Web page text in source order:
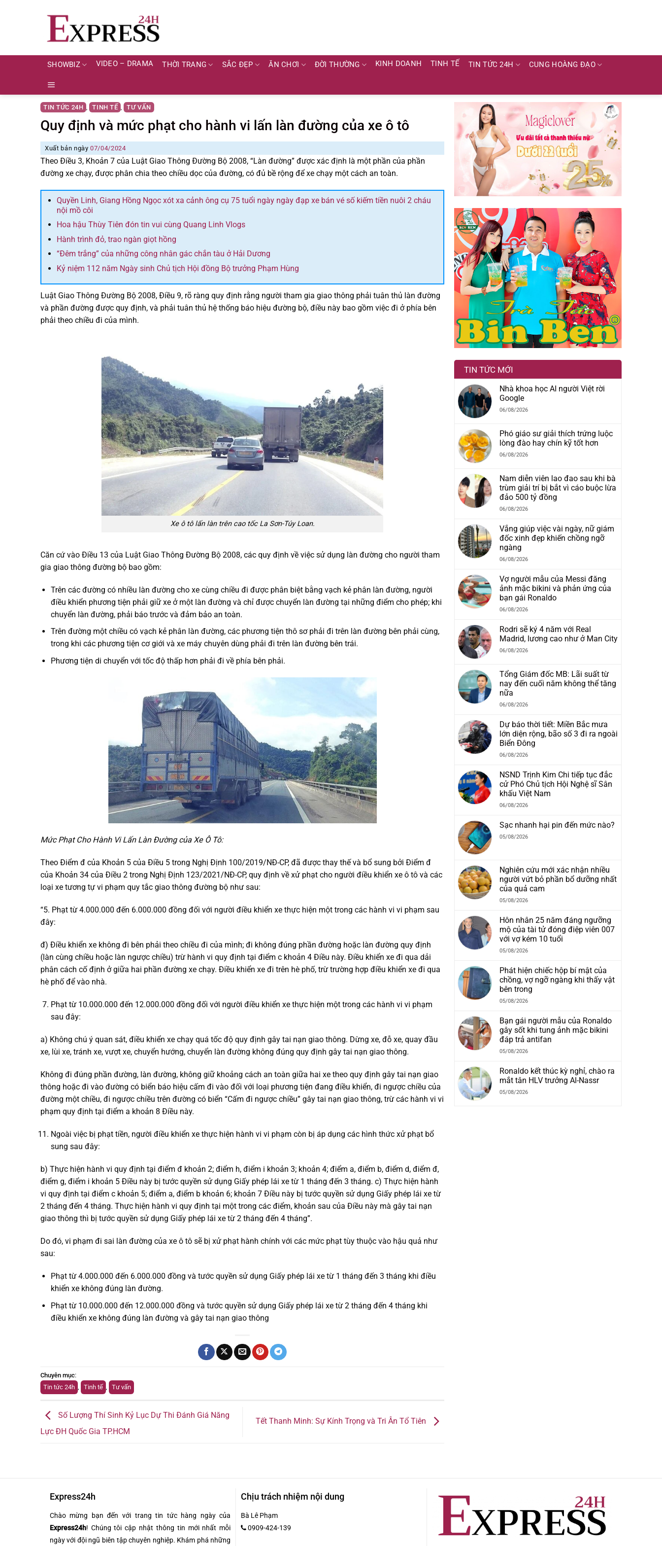
SHOWBIZ VIDEO – DRAMA THỜI TRANG SẮC ĐẸP ĂN CHƠI ĐỜI THƯỜNG KINH DOANH TINH TẾ TIN TỨC 24H CUNG HOÀNG ĐẠO
TIN TỨC 24H , TINH TẾ , TƯ VẤN
Quy định và mức phạt cho hành vi lấn làn đường của xe ô tô
Xuất bản ngày07/04/2024
Theo Điều 3, Khoản 7 của Luật Giao Thông Đường Bộ 2008, “Làn đường” được xác định là một phần của phần
đường xe chạy, được phân chia theo chiều dọc của đường, có đủ bề rộng để xe chạy một cách an toàn.
Quyền Linh, Giang Hồng Ngọc xót xa cảnh ông cụ 75 tuổi ngày ngày đạp xe bán vé số kiếm tiền nuôi 2 cháu
nội mồ côi
Hoa hậu Thùy Tiên đón tin vui cùng Quang Linh Vlogs
Hành trình đỏ, trao ngàn giọt hồng
“Đêm trắng” của những công nhân gác chắn tàu ở Hải Dương
Kỷ niệm 112 năm Ngày sinh Chủ tịch Hội đồng Bộ trưởng Phạm Hùng
Luật Giao Thông Đường Bộ 2008, Điều 9, rõ ràng quy định rằng người tham gia giao thông phải tuân thủ làn đường
và phần đường được quy định, và phải tuân thủ hệ thống báo hiệu đường bộ, điều này bao gồm việc đi ở phía bên
phải theo chiều đi của mình.
Xe ô tô lấn làn trên cao tốc La Sơn-Túy Loan.
Căn cứ vào Điều 13 của Luật Giao Thông Đường Bộ 2008, các quy định về việc sử dụng làn đường cho người tham
gia giao thông đường bộ bao gồm:
Trên các đường có nhiều làn đường cho xe cùng chiều đi được phân biệt bằng vạch kẻ phân làn đường, người
điều khiển phương tiện phải giữ xe ở một làn đường và chỉ được chuyển làn đường tại những điểm cho phép; khi
chuyển làn đường, phải báo trước và đảm bảo an toàn.
Trên đường một chiều có vạch kẻ phân làn đường, các phương tiện thô sơ phải đi trên làn đường bên phải cùng,
trong khi các phương tiện cơ giới và xe máy chuyên dùng phải đi trên làn đường bên trái.
Phương tiện di chuyển với tốc độ thấp hơn phải đi về phía bên phải.
Mức Phạt Cho Hành Vi Lấn Làn Đường của Xe Ô Tô:
Theo Điểm đ của Khoản 5 của Điều 5 trong Nghị Định 100/2019/NĐ-CP, đã được thay thế và bổ sung bởi Điểm đ
của Khoản 34 của Điều 2 trong Nghị Định 123/2021/NĐ-CP, quy định về xử phạt cho người điều khiển xe ô tô và các
loại xe tương tự vi phạm quy tắc giao thông đường bộ như sau:
“5. Phạt từ 4.000.000 đến 6.000.000 đồng đối với người điều khiển xe thực hiện một trong các hành vi vi phạm sau
đây:
đ) Điều khiển xe không đi bên phải theo chiều đi của mình; đi không đúng phần đường hoặc làn đường quy định
(làn cùng chiều hoặc làn ngược chiều) trừ hành vi quy định tại điểm c khoản 4 Điều này. Điều khiển xe đi qua dải
phân cách cố định ở giữa hai phần đường xe chạy. Điều khiển xe đi trên hè phố, trừ trường hợp điều khiển xe đi qua
hè phố để vào nhà.
Phạt từ 10.000.000 đến 12.000.000 đồng đối với người điều khiển xe thực hiện một trong các hành vi vi phạm
sau đây:
a) Không chú ý quan sát, điều khiển xe chạy quá tốc độ quy định gây tai nạn giao thông. Dừng xe, đỗ xe, quay đầu
xe, lùi xe, tránh xe, vượt xe, chuyển hướng, chuyển làn đường không đúng quy định gây tai nạn giao thông.
Không đi đúng phần đường, làn đường, không giữ khoảng cách an toàn giữa hai xe theo quy định gây tai nạn giao
thông hoặc đi vào đường có biển báo hiệu cấm đi vào đối với loại phương tiện đang điều khiển, đi ngược chiều của
đường một chiều, đi ngược chiều trên đường có biển “Cấm đi ngược chiều” gây tai nạn giao thông, trừ các hành vi vi
phạm quy định tại điểm a khoản 8 Điều này.
Ngoài việc bị phạt tiền, người điều khiển xe thực hiện hành vi vi phạm còn bị áp dụng các hình thức xử phạt bổ
sung sau đây:
b) Thực hiện hành vi quy định tại điểm đ khoản 2; điểm h, điểm i khoản 3; khoản 4; điểm a, điểm b, điểm d, điểm đ,
điểm g, điểm i khoản 5 Điều này bị tước quyền sử dụng Giấy phép lái xe từ 1 tháng đến 3 tháng. c) Thực hiện hành
vi quy định tại điểm c khoản 5; điểm a, điểm b khoản 6; khoản 7 Điều này bị tước quyền sử dụng Giấy phép lái xe từ
2 tháng đến 4 tháng. Thực hiện hành vi quy định tại một trong các điểm, khoản sau của Điều này mà gây tai nạn
giao thông thì bị tước quyền sử dụng Giấy phép lái xe từ 2 tháng đến 4 tháng”.
Do đó, vi phạm đi sai làn đường của xe ô tô sẽ bị xử phạt hành chính với các mức phạt tùy thuộc vào hậu quả như
sau:
Phạt từ 4.000.000 đến 6.000.000 đồng và tước quyền sử dụng Giấy phép lái xe từ 1 tháng đến 3 tháng khi điều
khiển xe không đúng làn đường.
Phạt từ 10.000.000 đến 12.000.000 đồng và tước quyền sử dụng Giấy phép lái xe từ 2 tháng đến 4 tháng khi
điều khiển xe không đúng làn đường và gây tai nạn giao thông
Chuyên mục:
Tin tức 24h
Tinh tế Tư vấn
Số Lượng Thí Sinh Kỷ Lục Dự Thi Đánh Giá Năng
Lực ĐH Quốc Gia TP.HCM
Tết Thanh Minh: Sự Kính Trọng và Tri Ân Tổ Tiên
TIN TỨC MỚI
Nhà khoa học AI người Việt rời
Google
06/08/2026
Phó giáo sư giải thích trứng luộc
lòng đào hay chín kỹ tốt hơn
06/08/2026
Nam diễn viên lao đao sau khi bà
trùm giải trí bị bắt vì cáo buộc lừa
đảo 500 tỷ đồng
06/08/2026
Vắng giúp việc vài ngày, nữ giám
đốc xinh đẹp khiến chồng ngỡ
ngàng
06/08/2026
Vợ người mẫu của Messi đăng
ảnh mặc bikini và phản ứng của
bạn gái Ronaldo
06/08/2026
Rodri sẽ ký 4 năm với Real
Madrid, lương cao như ở Man City
06/08/2026
Tổng Giám đốc MB: Lãi suất từ
nay đến cuối năm không thể tăng
nữa
06/08/2026
Dự báo thời tiết: Miền Bắc mưa
lớn diện rộng, bão số 3 đi ra ngoài
Biển Đông
06/08/2026
NSND Trịnh Kim Chi tiếp tục đắc
cử Phó Chủ tịch Hội Nghệ sĩ Sân
khấu Việt Nam
06/08/2026
Sạc nhanh hại pin đến mức nào?
05/08/2026
Nghiên cứu mới xác nhận nhiều
người vứt bỏ phần bổ dưỡng nhất
của quả cam
05/08/2026
Hôn nhân 25 năm đáng ngưỡng
mộ của tài tử đóng điệp viên 007
với vợ kém 10 tuổi
05/08/2026
Phát hiện chiếc hộp bí mật của
chồng, vợ ngỡ ngàng khi thấy vật
bên trong
05/08/2026
Bạn gái người mẫu của Ronaldo
gây sốt khi tung ảnh mặc bikini
đáp trả antifan
05/08/2026
Ronaldo kết thúc kỳ nghỉ, chào ra
mắt tân HLV trưởng Al-Nassr
05/08/2026
Express24h
Chào mừng bạn đến với trang tin tức hàng ngày của
Express24h! Chúng tôi cập nhật thông tin mới nhất mỗi
ngày với đội ngũ biên tập chuyên nghiệp. Khám phá những
Chịu trách nhiệm nội dung
Bà Lê Phạm
0909-424-139